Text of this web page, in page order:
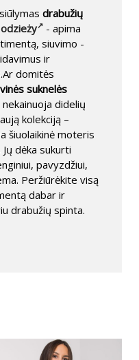
drabužių
- apima
siuvimo -
ir
domitės
suknelės
nekainuoja didelių
kolekciją –
šiuolaikinė moteris
dėka sukurti
pavyzdžiui,
Peržiūrėkite visą
dabar ir
drabužių spinta.